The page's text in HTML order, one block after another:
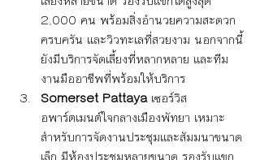
2,000 คน พร้อมสิ่งอำนวยความสะดวก
ครบครัน และวิวทะเลที่สวยงาม นอกจากนี้
ยังมีบริการจัดเลี้ยงที่หลากหลาย และทีม
งานมืออาชีพที่พร้อมให้บริการ
Somerset Pattaya เซอร์วิส
อพาร์ตเมนต์ใจกลางเมืองพัทยา เหมาะ
สำหรับการจัดงานประชุมและสัมมนาขนาด